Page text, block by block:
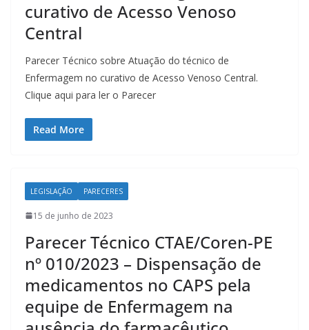
curativo de Acesso Venoso
Central
Parecer Técnico sobre Atuação do técnico de
Enfermagem no curativo de Acesso Venoso Central.
Clique aqui para ler o Parecer
Read More
LEGISLAÇÃO PARECERES
15 de junho de 2023
Parecer Técnico CTAE/Coren-PE
nº 010/2023 – Dispensação de
medicamentos no CAPS pela
equipe de Enfermagem na